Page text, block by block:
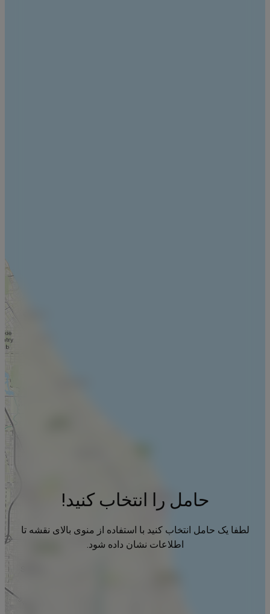
حامل را انتخاب کنید!
لطفا یک حامل انتخاب کنید با استفاده از منوی بالای نقشه تا
اطلاعات نشان داده شود.